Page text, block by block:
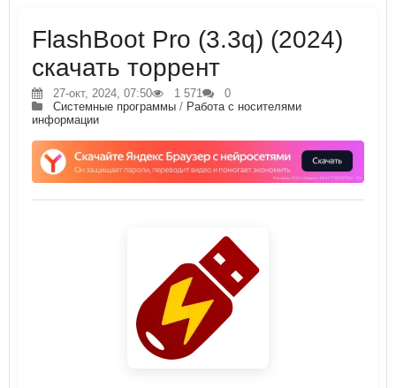
FlashBoot Pro (3.3q) (2024)
скачать торрент
27-окт, 2024, 07:50 1 571
0
Системные программы / Работа с носителями
информации